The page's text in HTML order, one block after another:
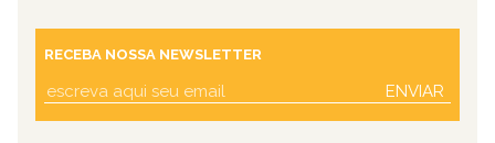
RECEBA NOSSA NEWSLETTER
ENVIAR